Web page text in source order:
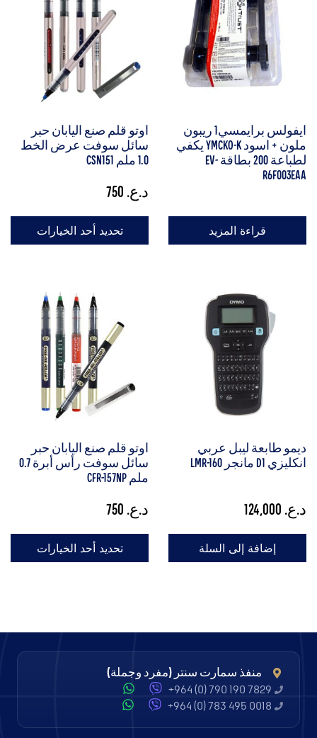
ايفولس برايمسي1 ريبون
ملون + اسود YMCKO-K يكفي
لطباعة 200 بطاقة EV-
R6F003EAA
قراءة المزيد
اوتو قلم صنع اليابان حبر
سائل سوفت عرض الخط
1.0 ملم CSN151
د.ع.
تحديد أحد الخيارات
ديمو طابعة ليبل عربي
انكليزي D1 مانجر LMR-160
د.ع.
إضافة إلى السلة
اوتو قلم صنع اليابان حبر
سائل سوفت رأس أبرة 0.7
ملم CFR-157NP
د.ع.
تحديد أحد الخيارات
منفذ سمارت سنتر (مفرد وجملة)
+964 (0) 790 190 7829
+964 (0) 783 495 0018